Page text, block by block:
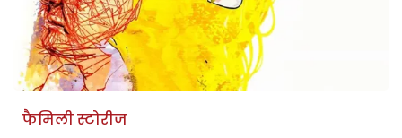
फैमिली स्टोरीज